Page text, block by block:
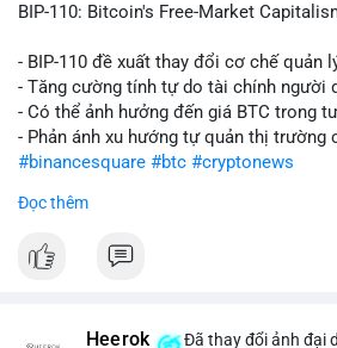
BIP-110: Bitcoin's Free-Market
- BIP-110 đề xuất thay đổi cơ chế quản
- Tăng cường tính tự do tài chính người
- Có thể ảnh hưởng đến giá BTC trong
- Phản ánh xu hướng tự quản thị trường
#binancesquare #btc #cryptonews
$btc
#vlikevn #titanbot
Đọc thêm
Heerok Đã thay đổi ảnh đại